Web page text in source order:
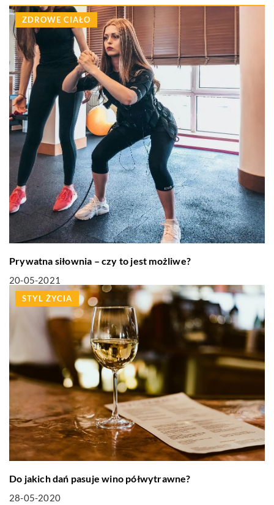
ZDROWE CIAŁO
Prywatna siłownia – czy to jest możliwe?
20-05-2021
STYL ŻYCIA
Do jakich dań pasuje wino półwytrawne?
28-05-2020